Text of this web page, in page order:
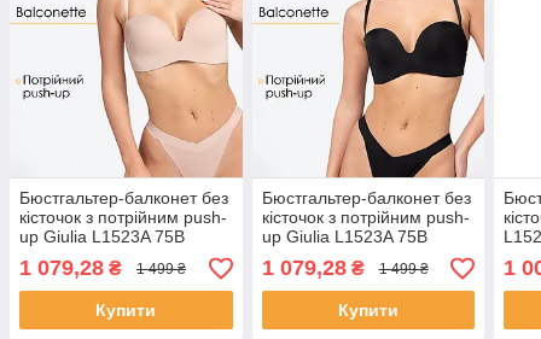
Бюстгальтер-балконет без
кісточок з потрійним push-
up Giulia L1523A 75B
Beige-Бежевий,
бюстгальтер з
регульованими бретелями
1 079,28 ₴ 1 499 ₴
Купити
Бюстгальтер-балконет без
кісточок з потрійним push-
up Giulia L1523A 75B
Black-Чорний,
бюстгальтер з
регульованими бретелями
1 079,28₴ 1 499 ₴
Купити
1